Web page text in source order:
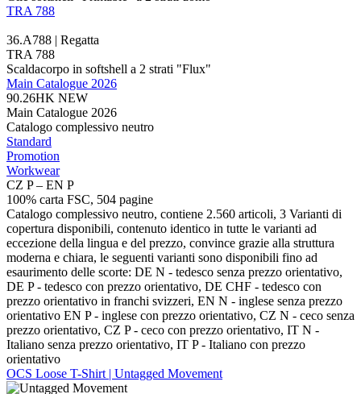
TRA 788
36.A788 | Regatta
TRA 788
Scaldacorpo in softshell a 2 strati "Flux"
Main Catalogue 2026
90.26HK NEW
Main Catalogue 2026
Catalogo complessivo neutro
Standard
Promotion
Workwear
CZ P – EN P
100% carta FSC, 504 pagine
Catalogo complessivo neutro, contiene 2.560 articoli, 3 Varianti di
copertura disponibili, contenuto identico in tutte le varianti ad
eccezione della lingua e del prezzo, convince grazie alla struttura
moderna e chiara, le seguenti varianti sono disponibili fino ad
esaurimento delle scorte: DE N - tedesco senza prezzo orientativo,
DE P - tedesco con prezzo orientativo, DE CHF - tedesco con
prezzo orientativo in franchi svizzeri, EN N - inglese senza prezzo
orientativo EN P - inglese con prezzo orientativo, CZ N - ceco senza
prezzo orientativo, CZ P - ceco con prezzo orientativo, IT N -
Italiano senza prezzo orientativo, IT P - Italiano con prezzo
orientativo
OCS Loose T-Shirt | Untagged Movement